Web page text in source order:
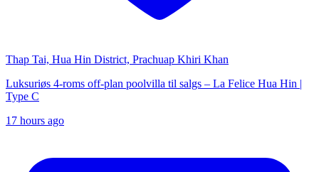
Thap Tai, Hua Hin District, Prachuap Khiri Khan
Luksuriøs 4-roms off-plan poolvilla til salgs – La Felice Hua Hin |
Type C
17 hours ago